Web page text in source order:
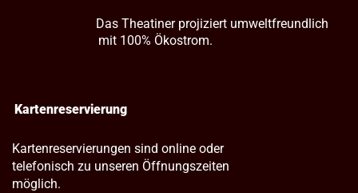
Das Theatiner projiziert umweltfreundlich
mit 100% Ökostrom.
Kartenreservierung
Kartenreservierungen sind online oder
telefonisch zu unseren Öffnungszeiten
möglich.